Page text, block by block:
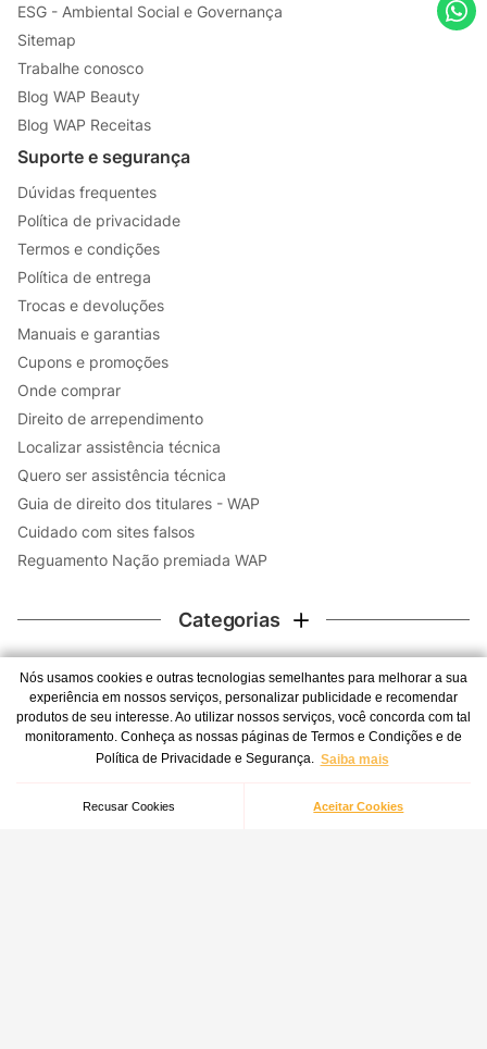
Nós usamos cookies e outras tecnologias semelhantes para melhorar a sua
experiência em nossos serviços, personalizar publicidade e recomendar
produtos de seu interesse. Ao utilizar nossos serviços, você concorda com tal
monitoramento. Conheça as nossas páginas de Termos e Condições e de
Política de Privacidade e Segurança.
Saiba mais
Recusar Cookies Aceitar Cookies
Escova Frontal Para Robô Aspirador de Pó WAP Robot WSmart
ESG - Ambiental Social e Governança
Sitemap
Trabalhe conosco
Blog WAP Beauty
Blog WAP Receitas
Suporte e segurança
Dúvidas frequentes
Política de privacidade
Termos e condições
Política de entrega
Trocas e devoluções
Manuais e garantias
Cupons e promoções
Onde comprar
Direito de arrependimento
Localizar assistência técnica
Quero ser assistência técnica
Guia de direito dos titulares - WAP
Cuidado com sites falsos
Reguamento Nação premiada WAP
Categorias
Contato
WhatsApp
Atendimento 24 horas por dia, todos os dias da semana -
inclusive feriados.
(41) 3012-7272